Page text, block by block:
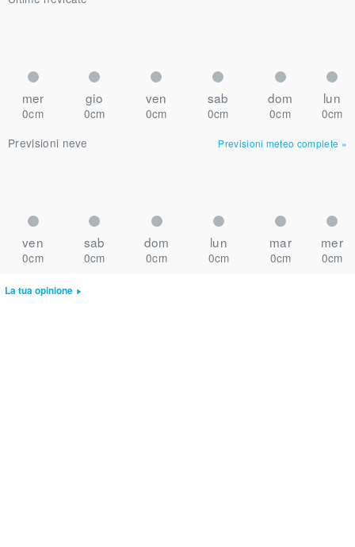
mer gio ven sab dom lun
0cm 0cm 0cm 0cm 0cm
0cm
Previsioni neve
Previsioni meteo complete »
ven sab dom lun mar mer
0cm 0cm 0cm 0cm 0cm 0cm
La tua opinione